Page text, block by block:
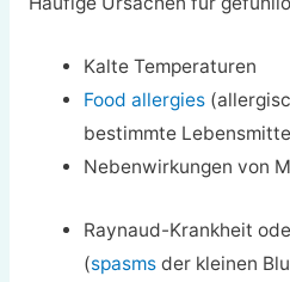
Kalte Temperaturen
Food allergies
bestimmte
Nebenwirkungen von
Raynaud-Krankheit
(spasms der kleinen